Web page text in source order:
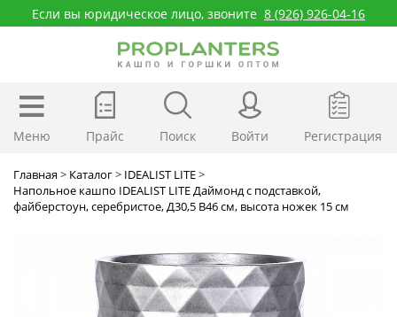
Если вы юридическое лицо, звоните 8 (926) 926-04-16
Меню Прайс Поиск Войти Регистрация
Главная> Каталог> IDEALIST LITE>
Напольное кашпо IDEALIST LITE Даймонд с подставкой,
файберстоун, серебристое, Д30,5 В46 cм, высота ножек 15 см